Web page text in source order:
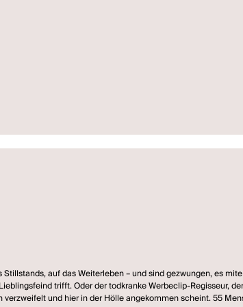
auf das Weiterleben – und sind gezwungen, es
trifft. Oder der todkranke Werbeclip-Regisseur,
und hier in der Hölle angekommen scheint. 55